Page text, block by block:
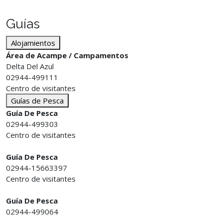
Guías
Alojamientos
Área de Acampe / Campamentos
Delta Del Azul
02944-499111
Centro de visitantes
Guías de Pesca
Guía De Pesca
02944-499303
Centro de visitantes
Guía De Pesca
02944-15663397
Centro de visitantes
Guía De Pesca
02944-499064